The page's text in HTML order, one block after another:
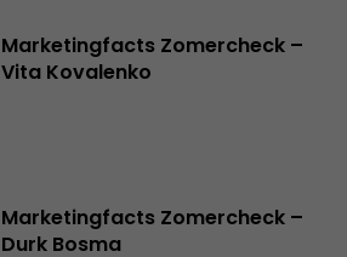
Marketingfacts Zomercheck –
Vita Kovalenko
Marketingfacts Zomercheck –
Durk Bosma